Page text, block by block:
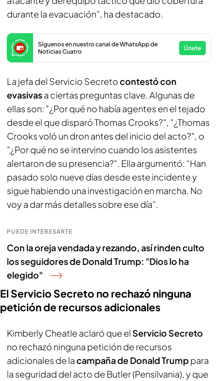
durante la evacuación”, ha destacado.
Síguenos en nuestro canal de WhatsApp de
Noticias Cuatro
Únete
La jefa del Servicio Secretocontestó con
evasivasa ciertas preguntas clave. Algunas de
ellas son: "¿Por qué no había agentes en el tejado
desde el que disparó Thomas Crooks?", "¿Thomas
Crooks voló un dron antes del inicio del acto?", o
"¿Por qué no se intervino cuando los asistentes
alertaron de su presencia?". Ella argumentó: “Han
pasado solo nueve días desde este incidente y
sigue habiendo una investigación en marcha. No
voy a dar más detalles sobre ese día”.
PUEDE INTERESARTE
Con la oreja vendada y rezando, así rinden culto
los seguidores de Donald Trump: "Dios lo ha
elegido"
El Servicio Secreto no rechazó ninguna
petición de recursos adicionales
Kimberly Cheatle aclaró que el Servicio Secreto
no rechazó ninguna petición de recursos
adicionales de lacampaña de Donald Trumppara
la seguridad del acto de Butler (Pensilvania), y que